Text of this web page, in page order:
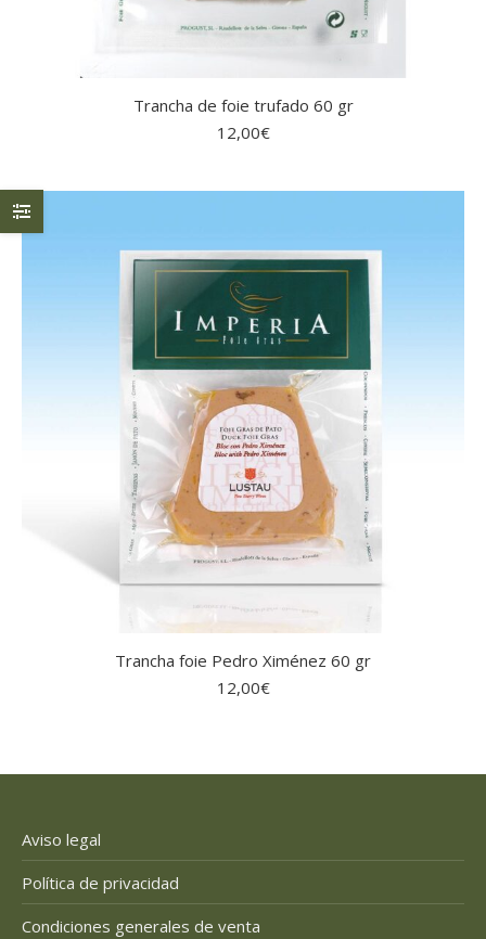
Trancha de foie trufado 60 gr
12,00€
Trancha foie Pedro Ximénez 60 gr
12,00€
Aviso legal
Política de privacidad
Condiciones generales de venta